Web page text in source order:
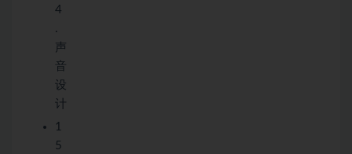
4
.
声
音
设
计
1
5